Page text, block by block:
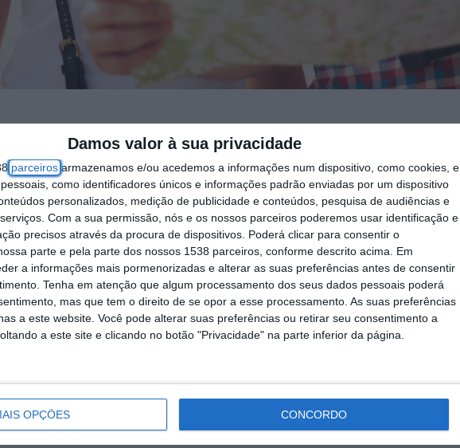
Damos valor à sua privacidade
parceirosarmazenamos e/ou acedemos a informações num dispositivo, como cookies, e
como identificadores únicos e informações padrão enviadas por um dispositivo
personalizados, medição de publicidade e conteúdos, pesquisa de audiências e
Com a sua permissão, nós e os nossos parceiros poderemos usar identificação e
precisos através da procura de dispositivos. Poderá clicar para consentir o
parte e pela parte dos nossos 1538 parceiros, conforme descrito acima. Em
a informações mais pormenorizadas e alterar as suas preferências antes de consentir
Tenha em atenção que algum processamento dos seus dados pessoais poderá
mas que tem o direito de se opor a esse processamento. As suas preferências
a este website. Você pode alterar suas preferências ou retirar seu consentimento a
a este site e clicando no botão "Privacidade" na parte inferior da página.
OPÇÕES CONCORDO
níveis pré-pandemia até ao final do ano, segundo a OCDE,
modelos mais sustentáveis em termos de impacto
e Desenvolvimento Económico (OCDE) sublinha
em 2023 os números de 2019, o ano que precedeu a
na Europa.
Portugal, que com 19,4 milhões no ano passado recebeu
Itália (4,4%) ou em Espanha (2%), mas igualmente fora
beneficiaram em 2023 das viagens dentro da região, bem
ao euro, o que favoreceu as visitas dos norte-